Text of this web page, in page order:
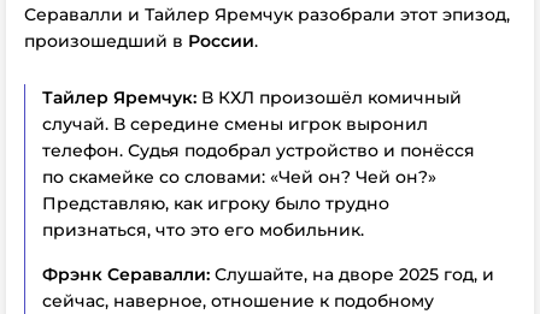
Серавалли и Тайлер Яремчук разобрали этот эпизод,
произошедший в России.
Тайлер Яремчук: В КХЛ произошёл комичный
случай. В середине смены игрок выронил
телефон. Судья подобрал устройство и понёсся
по скамейке со словами: «Чей он? Чей он?»
Представляю, как игроку было трудно
признаться, что это его мобильник.
Фрэнк Серавалли: Слушайте, на дворе 2025 год, и
сейчас, наверное, отношение к подобному